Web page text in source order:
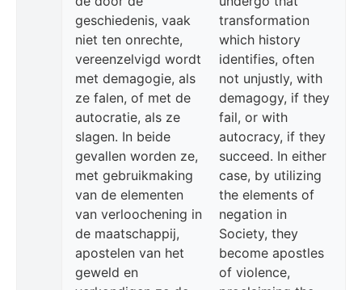
geschiedenis, vaak
niet ten onrechte,
vereenzelvigd wordt
met demagogie, als
ze falen, of met de
autocratie, als ze
slagen. In beide
gevallen worden ze,
met gebruikmaking
van de elementen
van verloochening in
de maatschappij,
apostelen van het
geweld en
transformation
which history
identifies, often
not unjustly, with
demagogy, if they
fail, or with
autocracy, if they
succeed. In either
case, by utilizing
the elements of
negation in
Society, they
become apostles
of violence,